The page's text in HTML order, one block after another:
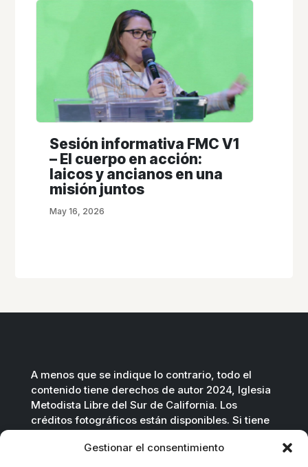
Gestionar el consentimiento
Sesión informativa FMC V1
– El cuerpo en acción:
laicos y ancianos en una
misión juntos
May 16, 2026
A menos que se indique lo contrario, todo el
contenido tiene derechos de autor 2024, Iglesia
Metodista Libre del Sur de California. Los
créditos fotográficos están disponibles. Si tiene
Contáctenos por correo electrónico.